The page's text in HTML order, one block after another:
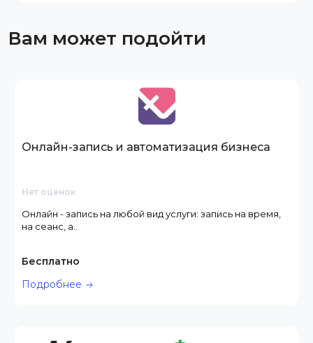
Вам может подойти
Онлайн-запись и автоматизация бизнеса
Нет оценок
Онлайн - запись на любой вид услуги: запись на время,
на сеанс, а..
Бесплатно
Подробнее